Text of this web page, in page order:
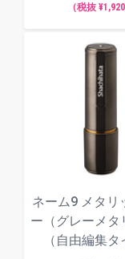
（税抜 ¥1,920
ネーム9 メタリ
ー（グレーメタ
（自由編集タ